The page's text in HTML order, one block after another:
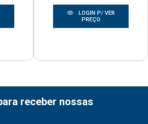
LOGIN P/ VER
PREÇO
receber nossas